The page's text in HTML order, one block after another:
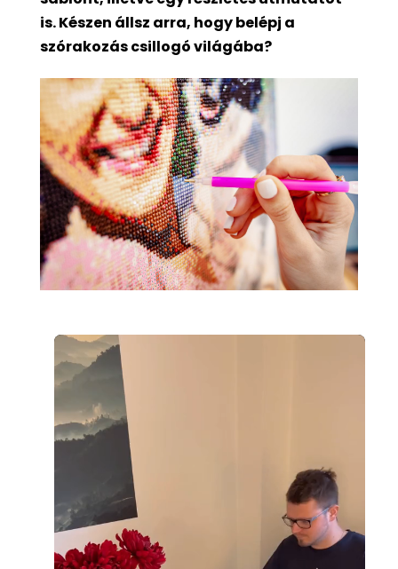
is. Készen állsz arra, hogy belépj a
szórakozás csillogó világába?